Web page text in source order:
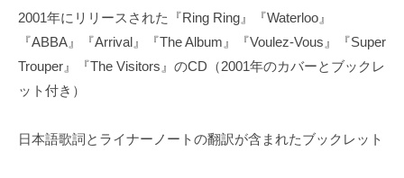
2001年にリリースされた『Ring Ring』『Waterloo』
『ABBA』『Arrival』『The Album』『Voulez-Vous』『Super
Trouper』『The Visitors』のCD（2001年のカバーとブックレ
ット付き）
日本語歌詞とライナーノートの翻訳が含まれたブックレット